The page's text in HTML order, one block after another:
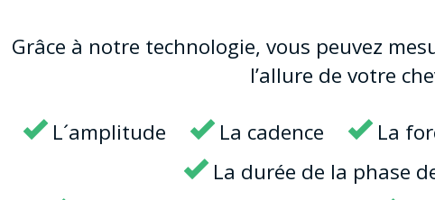
Grâce à notre technologie, vous peuvez
l’allure de votre
L´amplitude La cadence
La
La durée de la phase